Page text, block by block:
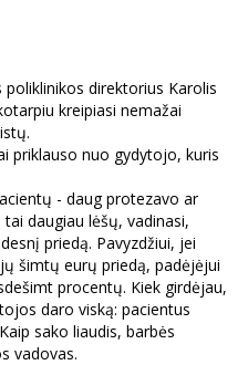
direktorius Karolis
kreipiasi nemažai
priklauso nuo gydytojo, kuris
- daug protezavo ar
daugiau lėšų, vadinasi,
priedą. Pavyzdžiui, jei
šimtų eurų priedą, padėjėjui
procentų. Kiek girdėjau,
daro viską: pacientus
sako liaudis, barbės
vadovas.